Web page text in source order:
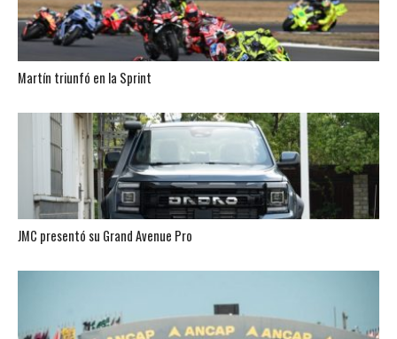
Martín triunfó en la Sprint
JMC presentó su Grand Avenue Pro